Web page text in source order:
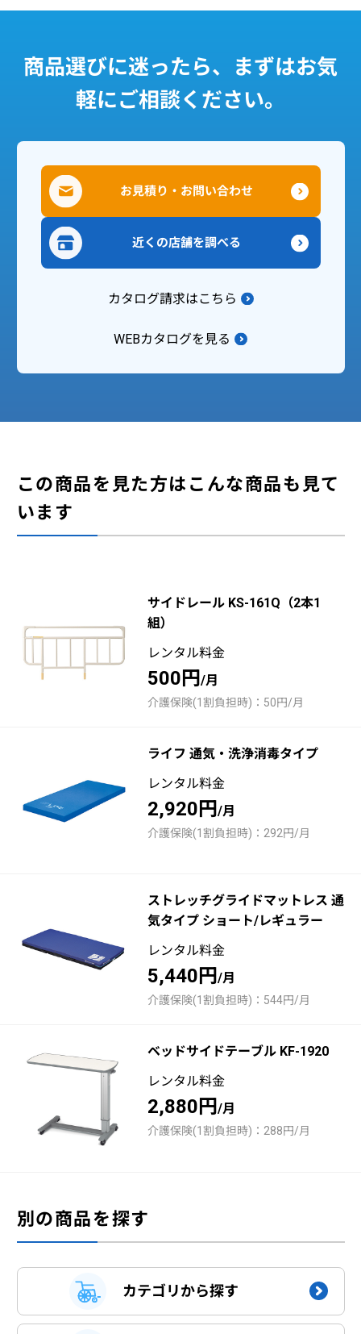
商品選びに迷ったら、まずはお気
軽にご相談ください。
お見積り・お問い合わせ
近くの店舗を調べる
カタログ請求はこちら
WEBカタログを見る
この商品を見た方はこんな商品も見て
います
サイドレール KS-161Q（2本1
組）
レンタル料金
500円/月
介護保険(1割負担時)：50円/月
ライフ 通気・洗浄消毒タイプ
レンタル料金
2,920円/月
介護保険(1割負担時)：292円/月
ストレッチグライドマットレス 通
気タイプ ショート/レギュラー
レンタル料金
5,440円/月
介護保険(1割負担時)：544円/月
ベッドサイドテーブル KF-1920
レンタル料金
2,880円/月
介護保険(1割負担時)：288円/月
別の商品を探す
カテゴリから探す